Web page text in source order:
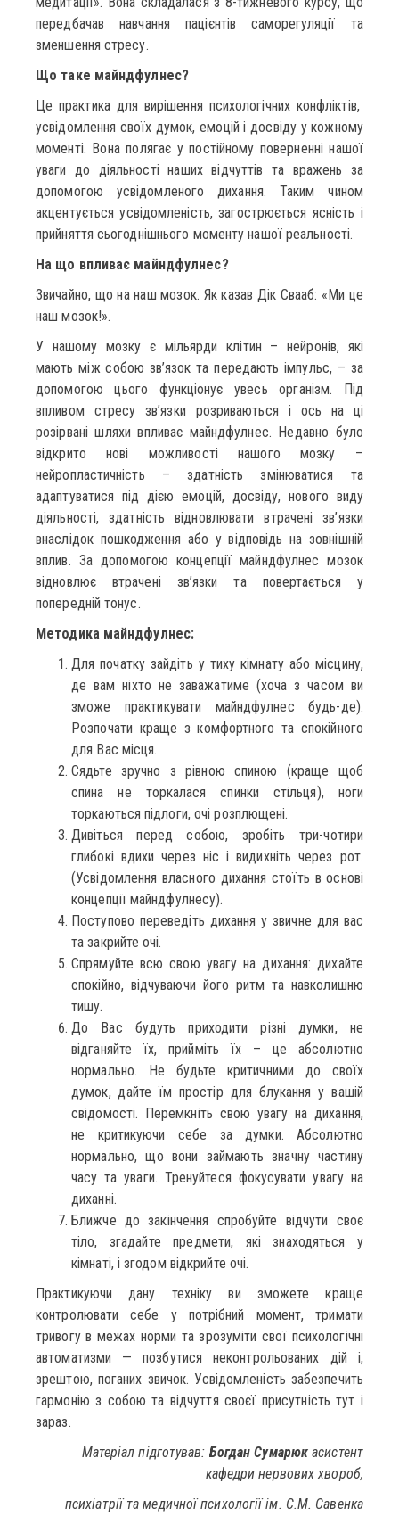
передбачав навчання пацієнтів саморегуляції та
зменшення стресу.
Що таке майндфулнес?
Це практика для вирішення психологічних конфліктів,
усвідомлення своїх думок, емоцій і досвіду у кожному
моменті. Вона полягає у постійному поверненні нашої
уваги до діяльності наших відчуттів та вражень за
допомогою усвідомленого дихання. Таким чином
акцентується усвідомленість, загострюється ясність і
прийняття сьогоднішнього моменту нашої реальності.
На що впливає майндфулнес?
Звичайно, що на наш мозок. Як казав Дік Свааб: «Ми це
наш мозок!».
У нашому мозку є мільярди клітин – нейронів, які
мають між собою зв’язок та передають імпульс, – за
допомогою цього функціонує увесь організм. Під
впливом стресу зв’язки розриваються і ось на ці
розірвані шляхи впливає майндфулнес. Недавно було
відкрито нові можливості нашого мозку –
нейропластичність – здатність змінюватися та
адаптуватися під дією емоцій, досвіду, нового виду
діяльності, здатність відновлювати втрачені зв’язки
внаслідок пошкодження або у відповідь на зовнішній
вплив. За допомогою концепції майндфулнес мозок
відновлює втрачені зв’язки та повертається у
попередній тонус.
Методика майндфулнес:
Для початку зайдіть у тиху кімнату або місцину,
де вам ніхто не заважатиме (хоча з часом ви
зможе практикувати майндфулнес будь-де).
Розпочати краще з комфортного та спокійного
для Вас місця.
Сядьте зручно з рівною спиною (краще щоб
спина не торкалася спинки стільця), ноги
торкаються підлоги, очі розплющені.
Дивіться перед собою, зробіть три-чотири
глибокі вдихи через ніс і видихніть через рот.
(Усвідомлення власного дихання стоїть в основі
концепції майндфулнесу).
Поступово переведіть дихання у звичне для вас
та закрийте очі.
Спрямуйте всю свою увагу на дихання: дихайте
спокійно, відчуваючи його ритм та навколишню
тишу.
До Вас будуть приходити різні думки, не
відганяйте їх, прийміть їх – це абсолютно
нормально. Не будьте критичними до своїх
думок, дайте їм простір для блукання у вашій
свідомості. Перемкніть свою увагу на дихання,
не критикуючи себе за думки. Абсолютно
нормально, що вони займають значну частину
часу та уваги. Тренуйтеся фокусувати увагу на
диханні.
Ближче до закінчення спробуйте відчути своє
тіло, згадайте предмети, які знаходяться у
кімнаті, і згодом відкрийте очі.
Практикуючи дану техніку ви зможете краще
контролювати себе у потрібний момент, тримати
тривогу в межах норми та зрозуміти свої психологічні
автоматизми — позбутися неконтрольованих дій і,
зрештою, поганих звичок. Усвідомленість забезпечить
гармонію з собою та відчуття своєї присутність тут і
зараз.
Матеріал підготував: Богдан Сумарюк асистент
кафедри нервових хвороб,
психіатрії та медичної психології ім. С.М. Савенка